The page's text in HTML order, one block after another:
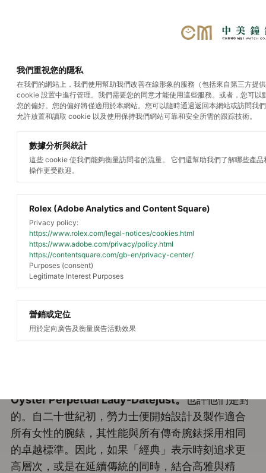
勞力士腕錶
Rolex Lady-Datejust
Oyster Perpetual Lady-Datejust。也許他們是對
的。自二十世紀初，勞力士便開始設計及製作適合
所有女性的腕錶，其性能與所有傳奇腕錶採用相同
的卓越標準。因此，如果「經典」表示時刻追求更
高層次，或是在延續傳統的同時，結合高雅與精
我們重視您的隱私
在我們的網站上，我們使用幫助我們改善在線形象的服務（包括來自第三方提
cookie 設置中進行管理。我們需要您的同意才能使用這些服務。或者，您可
您的偏好。您的偏好將僅適用於本網站。您可以隨時通過返回本網站或訪問我
允許放置和讀取 cookie 以及使用保持我們網站可靠和安全所需的跟踪技術。
數據分析與統計
這些 cookie 使我們能夠衡量訪問者的流量。 它們還幫助我們了解哪些產
操作更受歡迎。
Rolex (Adobe Analytics and Content Square)
Privacy policy:
https://www.rolex.com/legal-notices/cookies.html
https://www.adobe.com/privacy/policy.html
https://contentsquare.com/gb-en/privacy-center/
Purposes (consent)
Legitimate Interest Purposes
營銷或定位
用於定向廣告及衡量廣告活動效果